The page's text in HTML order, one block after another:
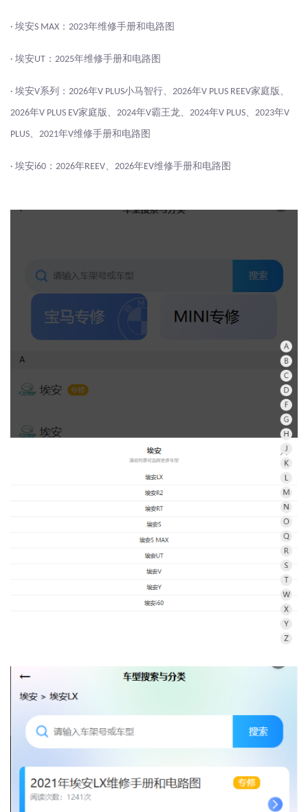
· 埃安S MAX ： 2023年维修手册和电路图
· 埃安UT ： 2025年维修手册和电路图
· 埃安V系列： 2026年V PLUS小马智行、 2026年V PLUS REEV家庭版、
2026年V PLUS EV家庭版、 2024年V霸王龙、 2024年V PLUS、 2023年V
PLUS、 2021年V维修手册和电路图
· 埃安i60 ： 2026年REEV、 2026年EV维修手册和电路图